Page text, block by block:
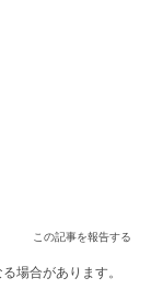
この記事を報告する
場合があります。